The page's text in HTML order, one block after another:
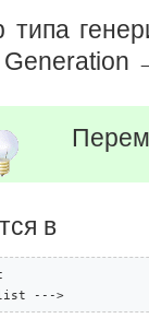
типа
в
list --->